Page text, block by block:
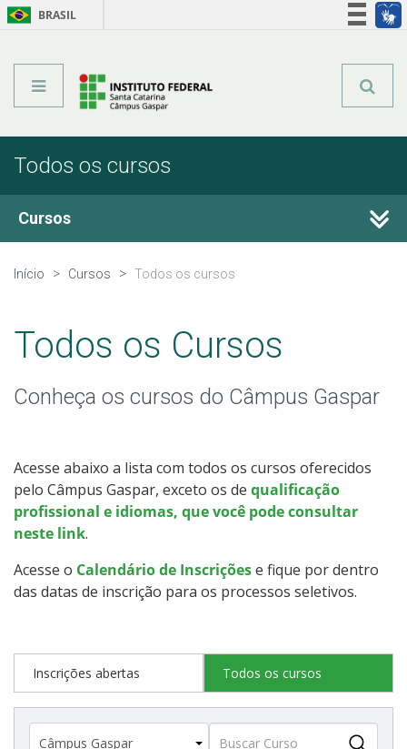
BRASIL
Todos os cursos
Cursos
Técnicos Integrados
Qualificação Profissional e Idiomas
Graduação
Educação a Distância
Resultados
Resultados Vagas Remanescentes
Início Cursos Todos os cursos
Todos os Cursos
Conheça os cursos do Câmpus Gaspar
Acesse abaixo a lista com todos os cursos oferecidos
pelo Câmpus Gaspar, exceto os de qualificação
profissional e idiomas, que você pode consultar
neste link.
Acesse o Calendário de Inscriçõese fique por dentro
das datas de inscrição para os processos seletivos.
Inscrições abertas Todos os cursos